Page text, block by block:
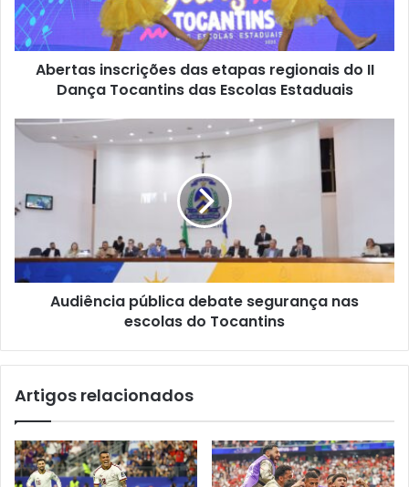
Abertas inscrições das etapas regionais do II
Dança Tocantins das Escolas Estaduais
Audiência pública debate segurança nas
escolas do Tocantins
Artigos relacionados